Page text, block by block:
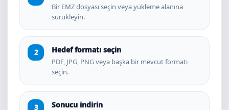
Bir EMZ dosyası seçin veya yükleme alanına
sürükleyin.
Hedef formatı seçin
PDF, JPG, PNG veya başka bir mevcut formatı
seçin.
Sonucu indirin